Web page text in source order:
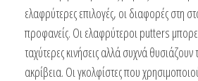
ελαφρύτερες επιλογές, οι διαφορές στη
προφανείς. Οι ελαφρύτεροι putters
ταχύτερες κινήσεις αλλά συχνά θυσιάζουν
ακρίβεια. Οι γκολφίστες που